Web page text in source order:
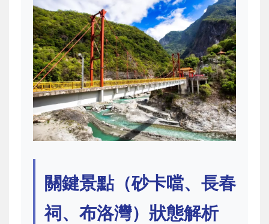
關鍵景點（砂卡噹、長春
祠、布洛灣）狀態解析